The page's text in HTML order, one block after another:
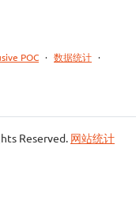
POC · 数据统计 ·
Reserved. 网站统计